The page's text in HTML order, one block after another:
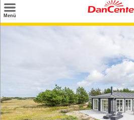
Menü
Angebote
Inspiration